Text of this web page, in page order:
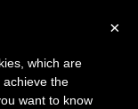
×
which are
the
want to know